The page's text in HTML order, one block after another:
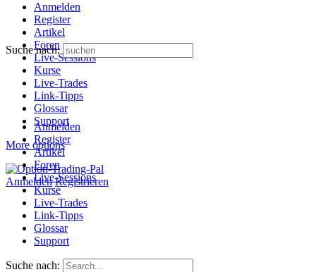
Anmelden
Register
Artikel
Foren
Live-Sessions
Kurse
Live-Trades
Link-Tipps
Glossar
Support
More options
Anmelden Registrieren
Suche nach:
Anmelden
Register
Artikel
Foren
Live-Sessions
Kurse
Live-Trades
Link-Tipps
Glossar
Support
Suche nach: